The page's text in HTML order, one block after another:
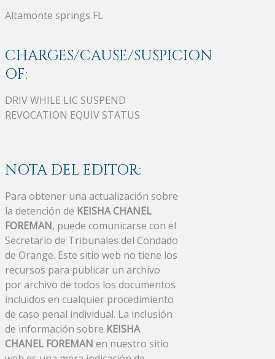
Altamonte springs FL
CHARGES/CAUSE/SUSPICION
OF:
DRIV WHILE LIC SUSPEND
REVOCATION EQUIV STATUS
NOTA DEL EDITOR:
Para obtener una actualización sobre
la detención de KEISHA CHANEL
FOREMAN, puede comunicarse con el
Secretario de Tribunales del Condado
de Orange. Este sitio web no tiene los
recursos para publicar un archivo
por archivo de todos los documentos
incluidos en cualquier procedimiento
de caso penal individual. La inclusión
de información sobre KEISHA
CHANEL FOREMAN en nuestro sitio